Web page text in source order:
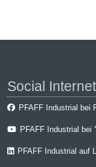
Social
PFAFF Industrial bei
PFAFF Industrial bei
PFAFF Industrial auf